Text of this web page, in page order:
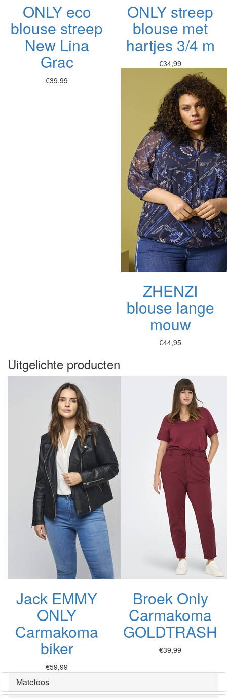
ONLY eco
blouse streep
New Lina
Grac
€39,99
ONLY streep
blouse met
hartjes 3/4 m
€34,99
ZHENZI
blouse lange
mouw
€44,95
Uitgelichte producten
Jack EMMY
ONLY
Carmakoma
biker
€59,99
Broek Only
Carmakoma
GOLDTRASH
€39,99
Mateloos